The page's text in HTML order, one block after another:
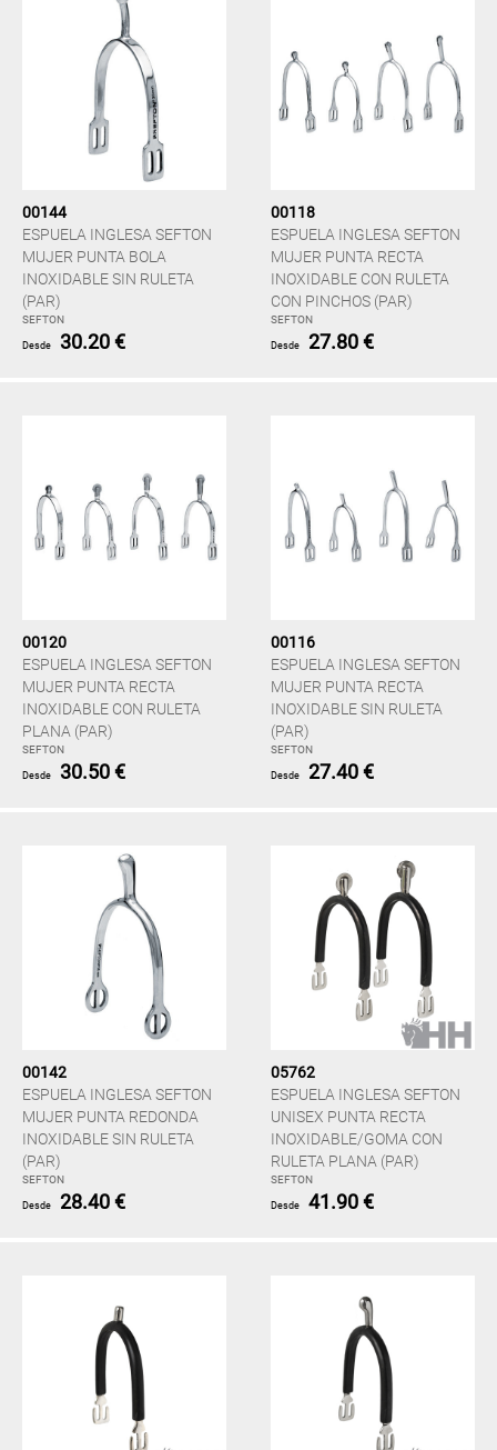
00144
ESPUELA INGLESA SEFTON
MUJER PUNTA BOLA
INOXIDABLE SIN RULETA
(PAR)
SEFTON
Desde 30.20 €
00118
ESPUELA INGLESA SEFTON
MUJER PUNTA RECTA
INOXIDABLE CON RULETA
CON PINCHOS (PAR)
SEFTON
Desde 27.80 €
00120
ESPUELA INGLESA SEFTON
MUJER PUNTA RECTA
INOXIDABLE CON RULETA
PLANA (PAR)
SEFTON
Desde 30.50 €
00116
ESPUELA INGLESA SEFTON
MUJER PUNTA RECTA
INOXIDABLE SIN RULETA
(PAR)
SEFTON
Desde 27.40 €
00142
ESPUELA INGLESA SEFTON
MUJER PUNTA REDONDA
INOXIDABLE SIN RULETA
(PAR)
SEFTON
Desde 28.40 €
05762
ESPUELA INGLESA SEFTON
UNISEX PUNTA RECTA
INOXIDABLE/GOMA CON
RULETA PLANA (PAR)
SEFTON
Desde 41.90 €